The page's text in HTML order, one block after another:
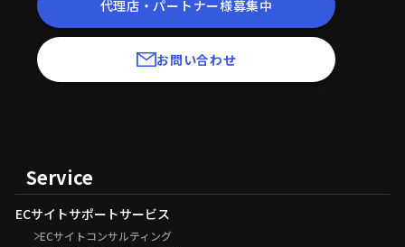
代理店・パートナー様募集中
お問い合わせ
Service
ECサイトサポートサービス
ECサイトコンサルティング